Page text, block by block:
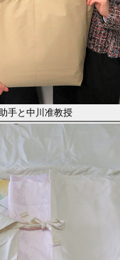
手と中川准教授